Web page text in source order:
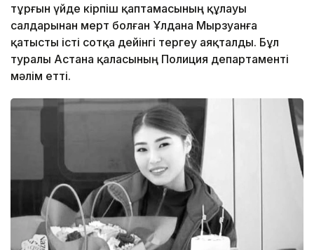
тұрғын үйде кірпіш қаптамасының құлауы
салдарынан мерт болған Ұлдана Мырзуанға
қатысты істі сотқа дейінгі тергеу аяқталды. Бұл
туралы Астана қаласының Полиция департаменті
мәлім етті.